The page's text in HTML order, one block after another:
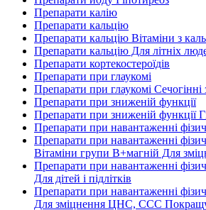
Препарати калію
Препарати кальцію
Препарати кальцію Вітаміни з
Препарати кальцію Для літніх
Препарати кортекостероїдів
Препарати при глаукомі
Препарати при глаукомі Сечогінні
Препарати при зниженій функції
Препарати при зниженій функції
Препарати при навантаженні
Препарати при навантаженні
Вітаміни групи В+магній Для
Препарати при навантаженні
Для дітей і підлітків
Препарати при навантаженні
Для зміцнення ЦНС, ССС